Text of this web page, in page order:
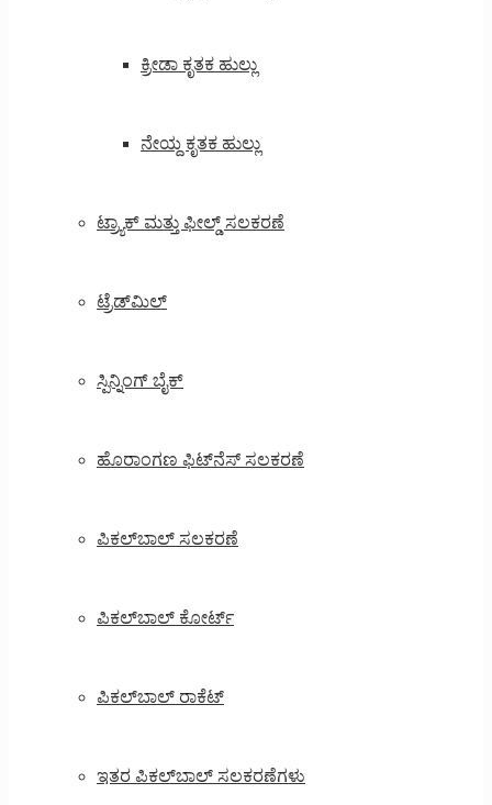
ಕ್ರೀಡಾ ಕೃತಕ ಹುಲ್ಲು
ನೇಯ್ದ ಕೃತಕ ಹುಲ್ಲು
ಟ್ರ್ಯಾಕ್ ಮತ್ತು ಫೀಲ್ಡ್ ಸಲಕರಣೆ
ಟ್ರೆಡ್‌ಮಿಲ್
ಸ್ಪಿನ್ನಿಂಗ್ ಬೈಕ್
ಹೊರಾಂಗಣ ಫಿಟ್‌ನೆಸ್ ಸಲಕರಣೆ
ಪಿಕಲ್‌ಬಾಲ್ ಸಲಕರಣೆ
ಪಿಕಲ್‌ಬಾಲ್ ಕೋರ್ಟ್
ಪಿಕಲ್‌ಬಾಲ್ ರಾಕೆಟ್
ಇತರ ಪಿಕಲ್‌ಬಾಲ್ ಸಲಕರಣೆಗಳು